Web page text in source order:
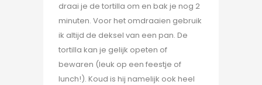
draai je de tortilla om en bak je nog 2
minuten. Voor het omdraaien gebruik
ik altijd de deksel van een pan. De
tortilla kan je gelijk opeten of
bewaren (leuk op een feestje of
lunch!). Koud is hij namelijk ook heel